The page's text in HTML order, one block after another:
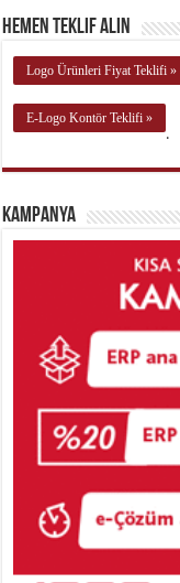
Hemen Teklif Alın
Logo Ürünleri Fiyat Teklifi »
E-Logo Kontör Teklifi »
.
Kampanya